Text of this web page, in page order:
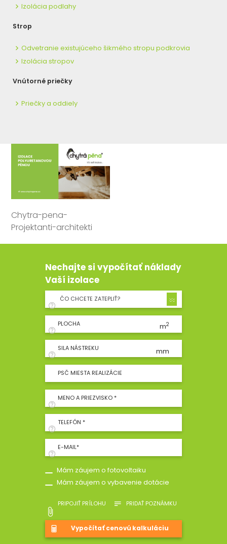
Izolácia podlahy
Strop
Odvetranie existujúceho šikmého stropu podkrovia
Izolácia stropov
Vnútorné priečky
Priečky a oddiely
Chytra-pena-
Projektanti-architekti
Nechajte si vypočítať náklady
Vaší izolace
ČO CHCETE ZATEPLIŤ?
PLOCHA m2
SILA NÁSTREKU mm
PSČ MIESTA REALIZÁCIE
MENO A PRIEZVISKO *
TELEFÓN *
E-MAIL*
Mám záujem o fotovoltaiku
Mám záujem o vybavenie dotácie
PRIPOJIŤ PRÍLOHU PRIDAŤ POZNÁMKU